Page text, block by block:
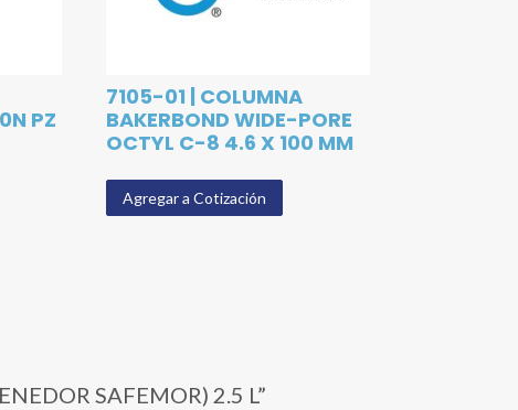
PZ
7105-01 | COLUMNA
BAKERBOND WIDE-PORE
OCTYL C-8 4.6 X 100 MM
Agregar a Cotización
SAFEMOR) 2.5 L”